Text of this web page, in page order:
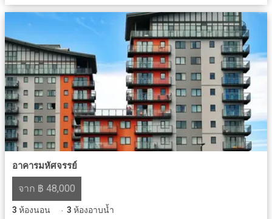
อาคารมหัศจรรย์
จาก ฿ 48,000
3 ห้องนอน · 3 ห้องอาบน้ำ